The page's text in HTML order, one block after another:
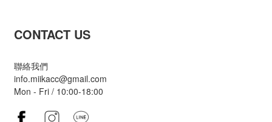
CONTACT US
聯絡我們
info.miikacc@gmail.com
Mon - Fri / 10:00-18:00